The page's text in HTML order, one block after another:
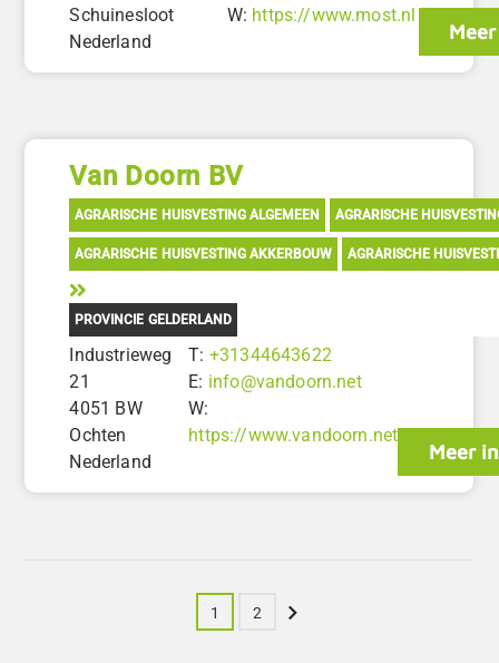
Schuinesloot
Nederland
W: https://www.most.nl
Van Doorn BV
AGRARISCHE HUISVESTING ALGEMEEN AGRARISCHE
AGRARISCHE HUISVESTING AKKERBOUW AGRARISCHE
PROVINCIE GELDERLAND
Industrieweg
21
4051 BW
Ochten
Nederland
T: +31344643622
E: info@vandoorn.net
W:
https://www.vandoorn.net
Meer
1 2 Volgende